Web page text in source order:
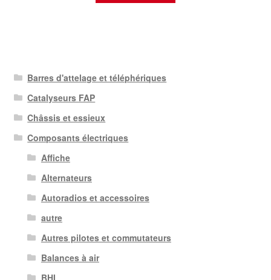
Barres d'attelage et téléphériques
Catalyseurs FAP
Châssis et essieux
Composants électriques
Affiche
Alternateurs
Autoradios et accessoires
autre
Autres pilotes et commutateurs
Balances à air
BHI